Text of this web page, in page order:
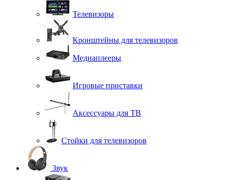
Телевизоры
Кронштейны для телевизоров
Медиаплееры
Игровые приставки
Аксессуары для ТВ
Стойки для телевизоров
Звук